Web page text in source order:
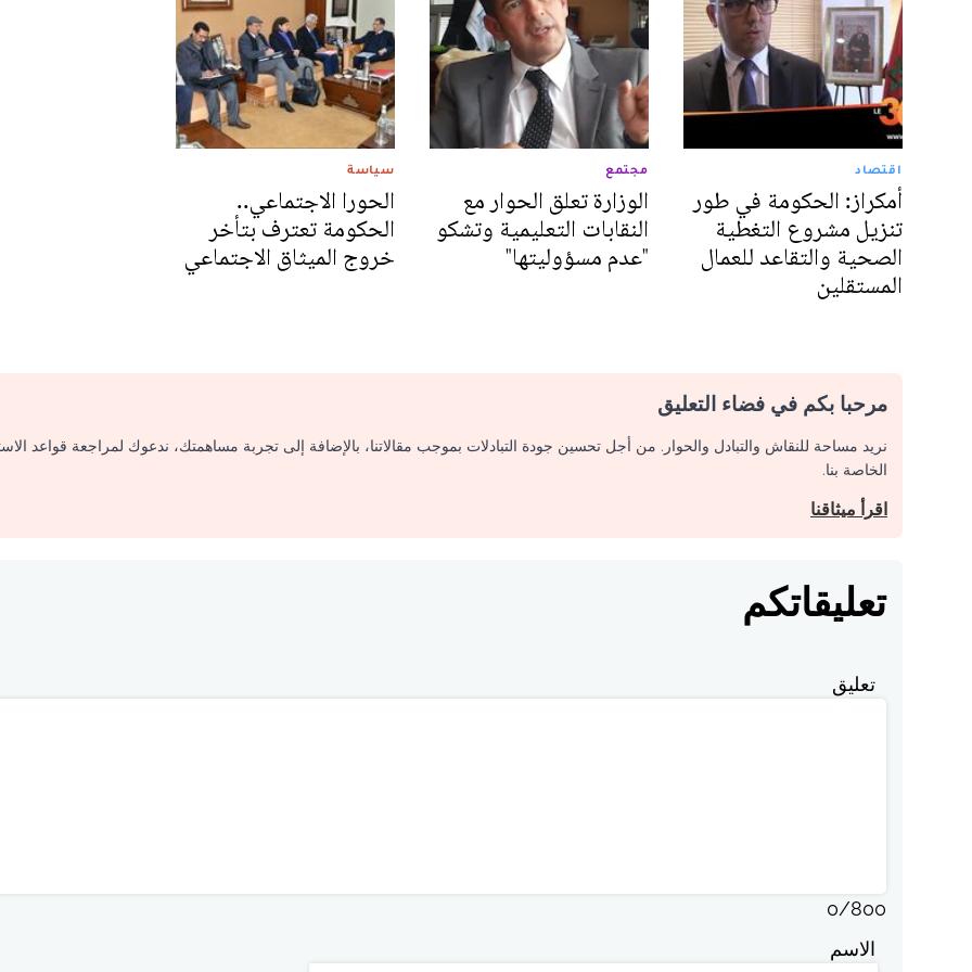
اقتصاد
أمكراز: الحكومة في طور
تنزيل مشروع التغطية
الصحية والتقاعد للعمال
المستقلين
مجتمع
الوزارة تعلق الحوار مع
النقابات التعليمية وتشكو
"عدم مسؤوليتها"
سياسة
الحورا الاجتماعي..
الحكومة تعترف بتأخر
خروج الميثاق الاجتماعي
مرحبا بكم في فضاء التعليق
نريد مساحة للنقاش والتبادل والحوار. من أجل تحسين جودة التبادلات بموجب مقالاتنا، بالإضافة إلى تجربة مساهمتك، ندعوك لمراجعة قواعد
الخاصة بنا.
اقرأ ميثاقنا
تعليقاتكم
تعليق
0/800
الاسم